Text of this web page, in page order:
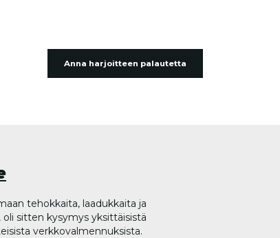
Anna harjoitteen palautetta
tehokkaita, laadukkaita ja
sitten kysymys yksittäisistä
verkkovalmennuksista.